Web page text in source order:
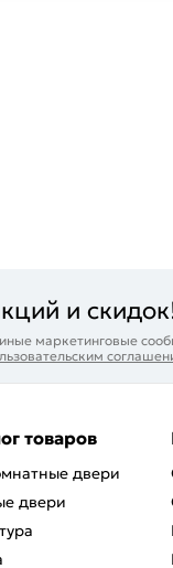
и
маркетинговые
товаров
двери
двери